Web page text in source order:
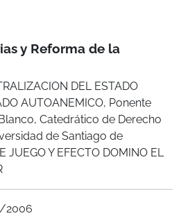
y Reforma de la
DEL ESTADO
AUTOANEMICO, Ponente
Catedrático de Derecho
de Santiago de
JUEGO Y EFECTO DOMINO EL
2006